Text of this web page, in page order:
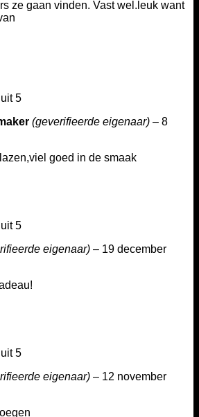
ze gaan vinden. Vast wel.leuk want
uit 5
(geverifieerde eigenaar) – 8
goed in de smaak
uit 5
eigenaar) – 19 december
uit 5
eigenaar) – 12 november